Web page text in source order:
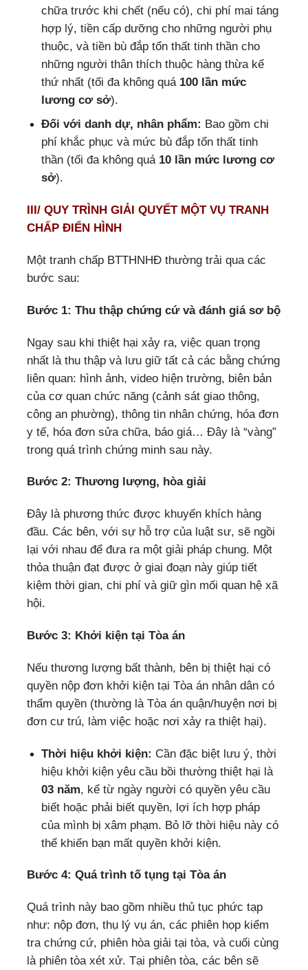
chữa trước khi chết (nếu có), chi phí mai táng
hợp lý, tiền cấp dưỡng cho những người phụ
thuộc, và tiền bù đắp tổn thất tinh thần cho
những người thân thích thuộc hàng thừa kế
thứ nhất (tối đa không quá 100 lần mức
lương cơ sở).
Đối với danh dự, nhân phẩm: Bao gồm chi
phí khắc phục và mức bù đắp tổn thất tinh
thần (tối đa không quá 10 lần mức lương cơ
sở).
III/ QUY TRÌNH GIẢI QUYẾT MỘT VỤ TRANH
CHẤP ĐIỂN HÌNH
Một tranh chấp BTTHNHĐ thường trải qua các
bước sau:
Bước 1: Thu thập chứng cứ và đánh giá sơ bộ
Ngay sau khi thiệt hại xảy ra, việc quan trọng
nhất là thu thập và lưu giữ tất cả các bằng chứng
liên quan: hình ảnh, video hiện trường, biên bản
của cơ quan chức năng (cảnh sát giao thông,
công an phường), thông tin nhân chứng, hóa đơn
y tế, hóa đơn sửa chữa, báo giá… Đây là “vàng”
trong quá trình chứng minh sau này.
Bước 2: Thương lượng, hòa giải
Đây là phương thức được khuyến khích hàng
đầu. Các bên, với sự hỗ trợ của luật sư, sẽ ngồi
lại với nhau để đưa ra một giải pháp chung. Một
thỏa thuận đạt được ở giai đoạn này giúp tiết
kiệm thời gian, chi phí và giữ gìn mối quan hệ xã
hội.
Bước 3: Khởi kiện tại Tòa án
Nếu thương lượng bất thành, bên bị thiệt hại có
quyền nộp đơn khởi kiện tại Tòa án nhân dân có
thẩm quyền (thường là Tòa án quận/huyện nơi bị
đơn cư trú, làm việc hoặc nơi xảy ra thiệt hại).
Thời hiệu khởi kiện: Cần đặc biệt lưu ý, thời
hiệu khởi kiện yêu cầu bồi thường thiệt hại là
03 năm, kể từ ngày người có quyền yêu cầu
biết hoặc phải biết quyền, lợi ích hợp pháp
của mình bị xâm phạm. Bỏ lỡ thời hiệu này có
thể khiến bạn mất quyền khởi kiện.
Bước 4: Quá trình tố tụng tại Tòa án
Quá trình này bao gồm nhiều thủ tục phức tạp
như: nộp đơn, thụ lý vụ án, các phiên họp kiểm
tra chứng cứ, phiên hòa giải tại tòa, và cuối cùng
là phiên tòa xét xử. Tại phiên tòa, các bên sẽ